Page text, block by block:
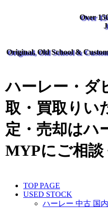
Over
Original, Old School &
ハーレー・ダ
取・買取りい
定・売却はハ
MYPにご相談
TOP PAGE
USED STOCK
ハーレー 中古 国